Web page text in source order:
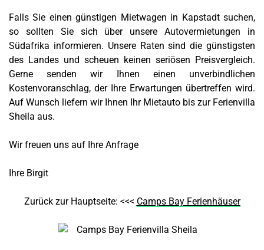
Falls Sie einen günstigen Mietwagen in Kapstadt suchen,
so sollten Sie sich über unsere Autovermietungen in
Südafrika informieren. Unsere Raten sind die günstigsten
des Landes und scheuen keinen seriösen Preisvergleich.
Gerne senden wir Ihnen einen unverbindlichen
Kostenvoranschlag, der Ihre Erwartungen übertreffen wird.
Auf Wunsch liefern wir Ihnen Ihr Mietauto bis zur Ferienvilla
Sheila aus.
Wir freuen uns auf Ihre Anfrage
Ihre Birgit
Zurück zur Hauptseite: <<< Camps Bay Ferienhäuser